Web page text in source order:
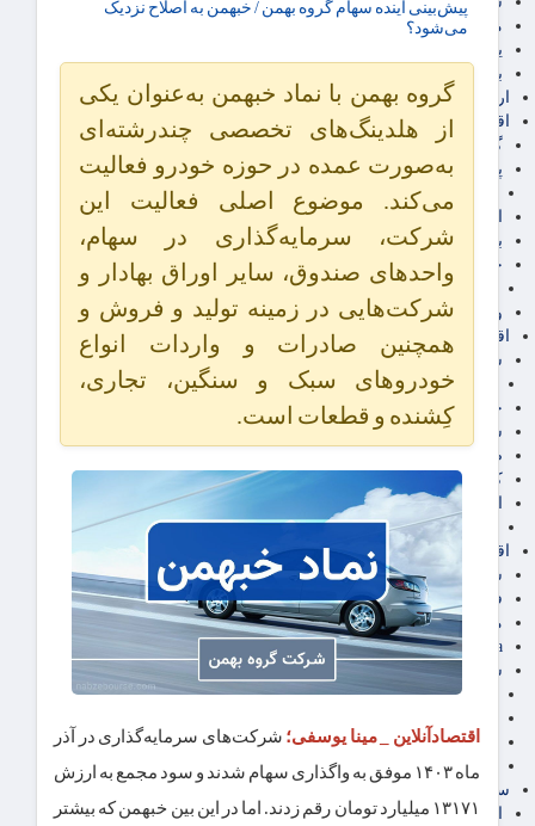
مالیات
یارانه و معیشت مردم
برق، آب و انرژی
ارز دیجیتال
اقتصاد اجتماعی
گردشگری
پزشکی، سلامت و زیبایی
ایران مدلب
بازنشستگان
حقوق و قضایی
دفتر وکیل
ورزشی
اقتصاد شهری و روستایی
شهر و مسکن و عمران
گسترش ساختمان
حمل و نقل
شهرک های صنعتی
صنایع غذایی
کشاورزی و دامداری
اخبار استان ها
استان تهران
اقتصاد بین الملل
سیاسی
فارکس
مناطق آزاد تجاری
24intermedia
سایر اخبار اقتصادی
عمومی و سرگرمی
آگهی رسمی و مزایده
آکادمی آموزش اقتصادی
سایر رسانه ها
اقتصاد فارسی
پیش‌بینی آینده سهام گروه بهمن / خبهمن به اصلاح نزدیک
می‌شود؟
گروه بهمن با نماد خبهمن به‌عنوان یکی
از هلدینگ‌های تخصصی چندرشته‌ای
به‌صورت عمده در حوزه خودرو فعالیت
می‌کند. موضوع اصلی فعالیت این
شرکت، سرمایه‌گذاری در سهام،
واحد‌های صندوق، سایر اوراق بهادار و
شرکت‌هایی در زمینه تولید و فروش و
همچنین صادرات و واردات انواع
خودرو‌های سبک و سنگین، تجاری،
کِشنده و قطعات است.
اقتصادآنلاین _ مینا یوسفی؛ شرکت‌های سرمایه‌گذاری در آذر
ماه ۱۴۰۳ موفق به واگذاری سهام شدند و سود مجمع به ارزش
۱۳۱۷۱ میلیارد تومان رقم زدند. اما در این بین خبهمن که بیشتر